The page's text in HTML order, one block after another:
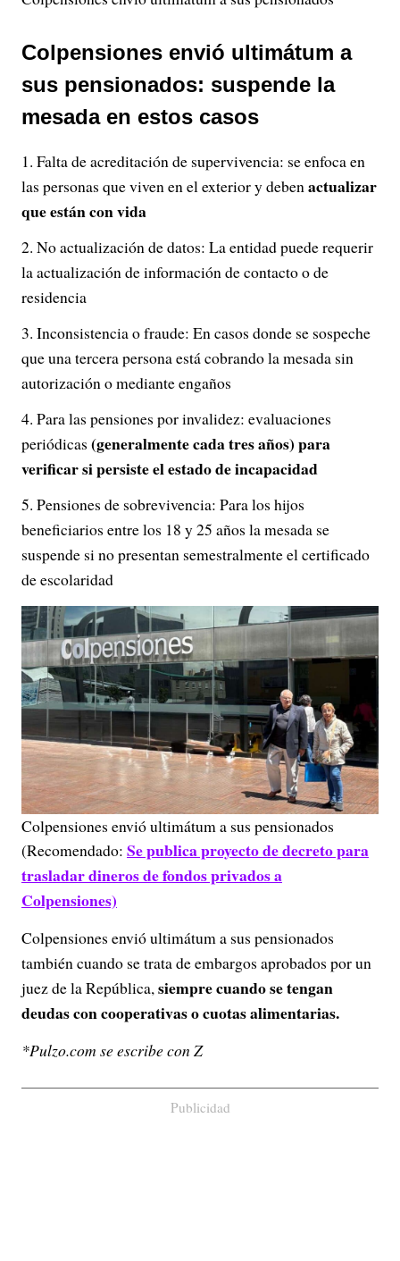
Colpensiones envió ultimátum a
sus pensionados: suspende la
mesada en estos casos
Falta de acreditación de supervivencia: se enfoca en
las personas que viven en el exterior y debenactualizar
que están con vida
No actualización de datos: La entidad puede requerir
la actualización de información de contacto o de
residencia
Inconsistencia o fraude: En casos donde se sospeche
que una tercera persona está cobrando la mesada sin
autorización o mediante engaños
Para las pensiones por invalidez: evaluaciones
periódicas (generalmente cada tres años) para
verificar si persiste el estado de incapacidad
Pensiones de sobrevivencia: Para los hijos
beneficiarios entre los 18 y 25 años la mesada se
suspende si no presentan semestralmente el certificado
de escolaridad
Colpensiones envió ultimátum a sus pensionados
(Recomendado: Se publica proyecto de decreto para
trasladar dineros de fondos privados a
Colpensiones)
Colpensiones envió ultimátum a sus pensionados
también cuando se trata de embargos aprobados por un
juez de la República,siempre cuando se tengan
deudas con cooperativas o cuotas alimentarias.
*Pulzo.com se escribe con Z
Publicidad